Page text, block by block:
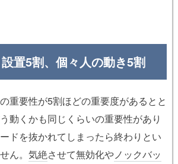
置5割、個々人の動き5割
重要性が5割ほどの重要度があるとと
動くかも同じくらいの重要性があり
ドを抜かれてしまったら終わりとい
ん。 気絶させて無効化やノックバッ